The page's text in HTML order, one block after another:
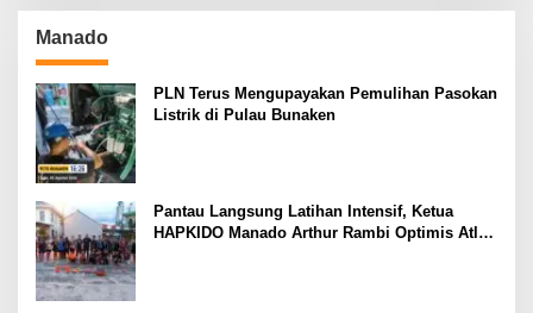
Manado
PLN Terus Mengupayakan Pemulihan Pasokan
Listrik di Pulau Bunaken
Pantau Langsung Latihan Intensif, Ketua
HAPKIDO Manado Arthur Rambi Optimis Atlet